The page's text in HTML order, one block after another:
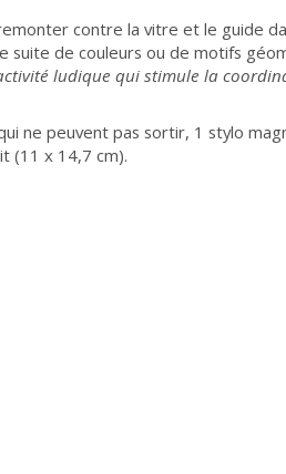
contre la vitre et le guide
de couleurs ou de motifs
ludique qui stimule la
ne peuvent pas sortir, 1 stylo
(11 x 14,7 cm).